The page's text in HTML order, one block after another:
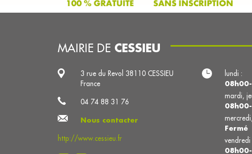
MAIRIE DE CESSIEU
3 rue du Revol 38110 CESSIEU
France
04 74 88 31 76
Nous contacter
http://www.cessieu.fr
lundi :
mardi,
Fermé
vendredi